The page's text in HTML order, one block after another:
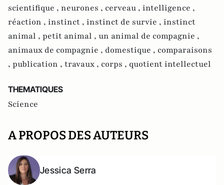
scientifique , neurones , cerveau , intelligence ,
réaction , instinct , instinct de survie , instinct
animal , petit animal , un animal de compagnie ,
animaux de compagnie , domestique , comparaisons
, publication , travaux , corps , quotient intellectuel
THEMATIQUES
Science
A PROPOS DES AUTEURS
Jessica Serra